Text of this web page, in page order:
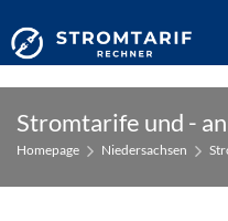
content
Stromtarife und -
Homepage Niedersachsen